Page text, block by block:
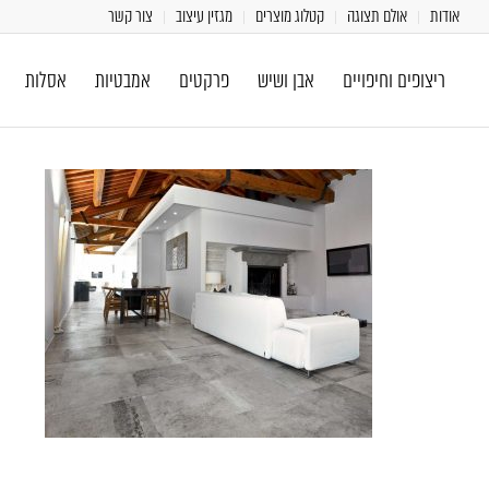
אודות אולם תצוגה קטלוג מוצרים מגזין עיצוב צור קשר
ריצופים וחיפויים אבן ושיש פרקטים אמבטיות אסלות